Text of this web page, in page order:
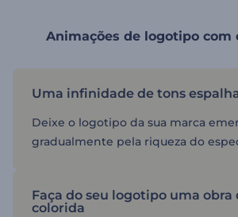
Animações de logotipo com
Uma infinidade de tons
Deixe o logotipo da sua marca
gradualmente pela riqueza do
Faça do seu logotipo uma obra
colorida